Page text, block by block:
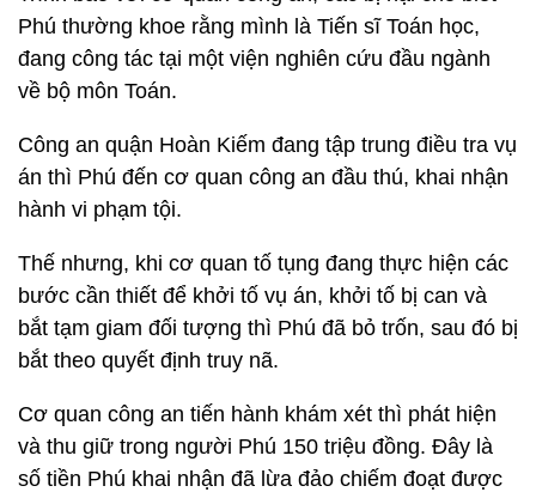
Phú thường khoe rằng mình là Tiến sĩ Toán học,
đang công tác tại một viện nghiên cứu đầu ngành
về bộ môn Toán.
Công an quận Hoàn Kiếm đang tập trung điều tra vụ
án thì Phú đến cơ quan công an đầu thú, khai nhận
hành vi phạm tội.
Thế nhưng, khi cơ quan tố tụng đang thực hiện các
bước cần thiết để khởi tố vụ án, khởi tố bị can và
bắt tạm giam đối tượng thì Phú đã bỏ trốn, sau đó bị
bắt theo quyết định truy nã.
Cơ quan công an tiến hành khám xét thì phát hiện
và thu giữ trong người Phú 150 triệu đồng. Đây là
số tiền Phú khai nhận đã lừa đảo chiếm đoạt được